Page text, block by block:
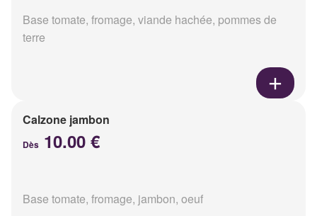
Base tomate, fromage, viande hachée, pommes de
terre
Calzone jambon
Dès 10.00 €
Base tomate, fromage, jambon, oeuf